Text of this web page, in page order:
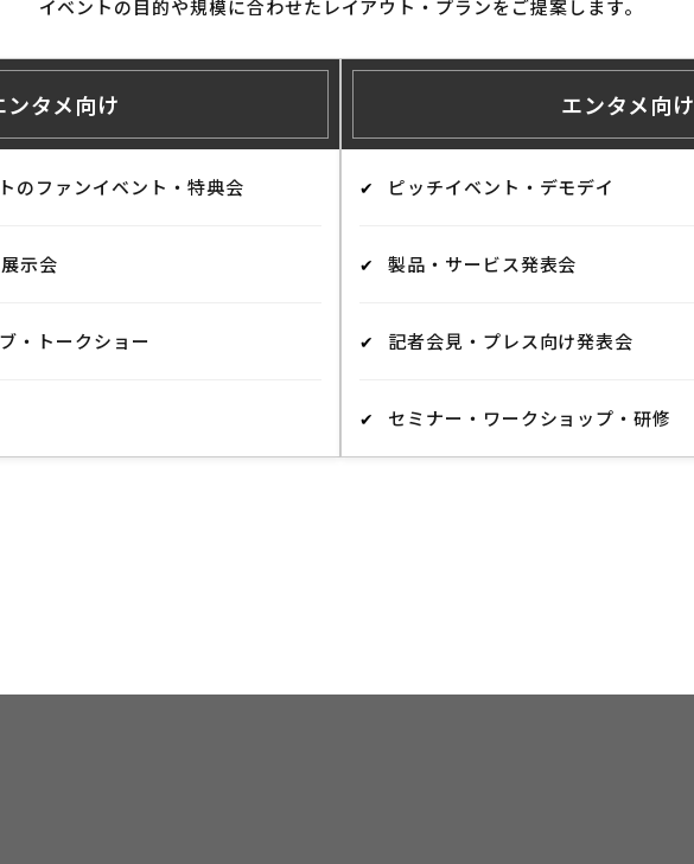
イベントの目的や規模に合わせたレイアウト・プランをご提案します。
ンタメ向け
のファンイベント・特典会
示会
・トークショー
エンタメ向け
ピッチイベント・デモデイ
製品・サービス発表会
記者会見・プレス向け発表会
セミナー・ワークショップ・研修